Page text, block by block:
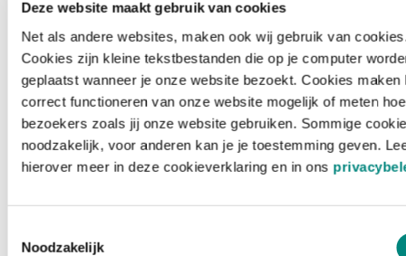
Deze website maakt gebruik van cookies
Net als andere websites, maken ook wij gebruik van
Cookies zijn kleine tekstbestanden die op je computer
geplaatst wanneer je onze website bezoekt. Cookies maken
correct functioneren van onze website mogelijk of meten hoe
bezoekers zoals jij onze website gebruiken. Sommige
noodzakelijk, voor anderen kan je je toestemming geven.
hierover meer in deze cookieverklaring en in ons
Noodzakelijk